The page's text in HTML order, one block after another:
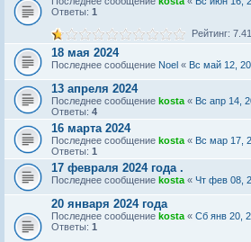
Ответы: 1
Рейтинг:
18 мая 2024
Последнее сообщение Noel « Вс май 12,
13 апреля 2024
Последнее сообщение kosta « Вс апр 14,
Ответы: 4
16 марта 2024
Последнее сообщение kosta « Вс мар 17,
Ответы: 1
17 февраля 2024 года .
Последнее сообщение kosta « Чт фев 08,
20 января 2024 года
Последнее сообщение kosta « Сб янв 20,
Ответы: 1